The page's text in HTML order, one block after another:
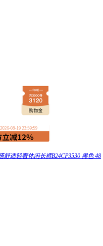
适轻奢休闲长裤B24CP3530 黑色 48